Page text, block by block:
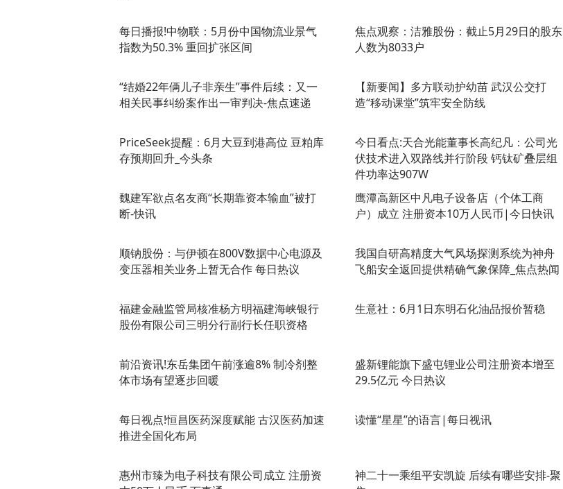
每日播报!中物联：5月份中国物流业景气
指数为50.3% 重回扩张区间
焦点观察：洁雅股份：截止5月29日的股东
人数为8033户
“结婚22年俩儿子非亲生”事件后续：又一
相关民事纠纷案作出一审判决-焦点速递
【新要闻】多方联动护幼苗 武汉公交打
造“移动课堂”筑牢安全防线
PriceSeek提醒：6月大豆到港高位 豆粕库
存预期回升_今头条
今日看点:天合光能董事长高纪凡：公司光
伏技术进入双路线并行阶段 钙钛矿叠层组
件功率达907W
魏建军欲点名友商“长期靠资本输血”被打
断-快讯
鹰潭高新区中凡电子设备店（个体工商
户）成立 注册资本10万人民币|今日快讯
顺钠股份：与伊顿在800V数据中心电源及
变压器相关业务上暂无合作 每日热议
我国自研高精度大气风场探测系统为神舟
飞船安全返回提供精确气象保障_焦点热闻
福建金融监管局核准杨方明福建海峡银行
股份有限公司三明分行副行长任职资格
生意社：6月1日东明石化油品报价暂稳
前沿资讯!东岳集团午前涨逾8% 制冷剂整
体市场有望逐步回暖
盛新锂能旗下盛屯锂业公司注册资本增至
29.5亿元 今日热议
每日视点!恒昌医药深度赋能 古汉医药加速
推进全国化布局
读懂“星星”的语言|每日视讯
惠州市臻为电子科技有限公司成立 注册资
神二十一乘组平安凯旋 后续有哪些安排-聚